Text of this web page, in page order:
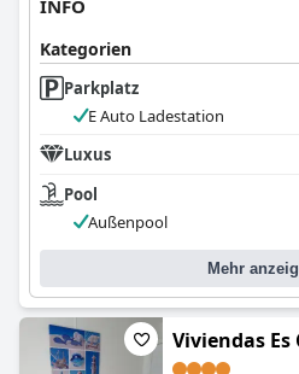
INFO
Kategorien
Parkplatz
E Auto Ladestation
Luxus
Pool
Außenpool
Mehr
Viviendas